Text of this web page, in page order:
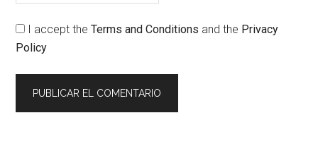
I accept theTerms and Conditions and the Privacy
Policy